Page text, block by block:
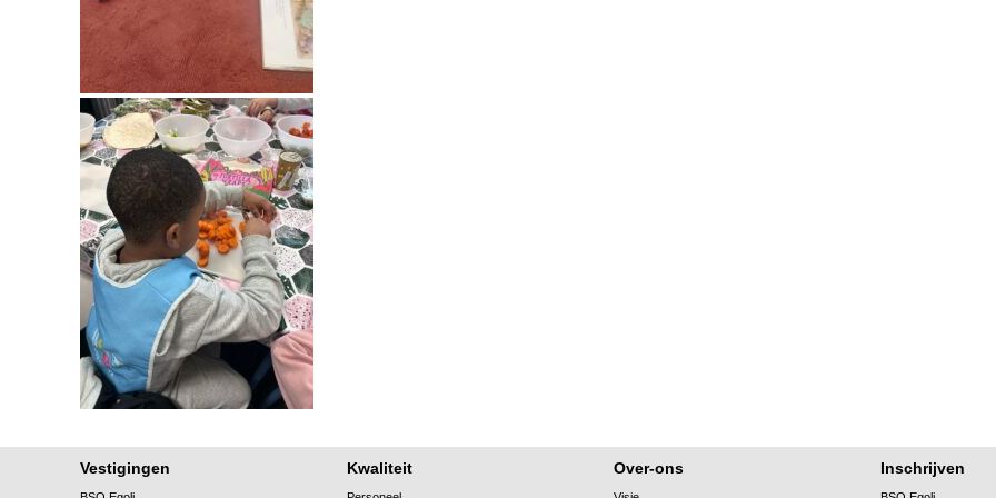
Vestigingen Kwaliteit Over-ons Inschrijven